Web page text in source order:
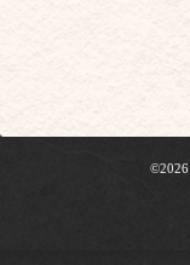
©2026